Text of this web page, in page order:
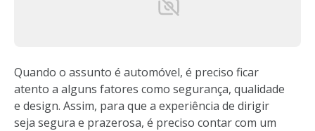
Quando o assunto é automóvel, é preciso ficar
atento a alguns fatores como segurança, qualidade
e design. Assim, para que a experiência de dirigir
seja segura e prazerosa, é preciso contar com um